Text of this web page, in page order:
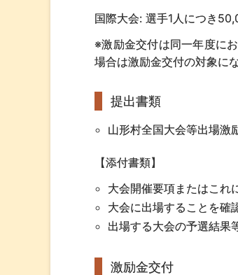
国際大会: 選手1人につき
※激励金交付は同一年度に
場合は激励金交付の対象にな
提出書類
山形村全国大会等出場激
【添付書類】
大会開催要項またはこれ
大会に出場することを確
出場する大会の予選結果
激励金交付